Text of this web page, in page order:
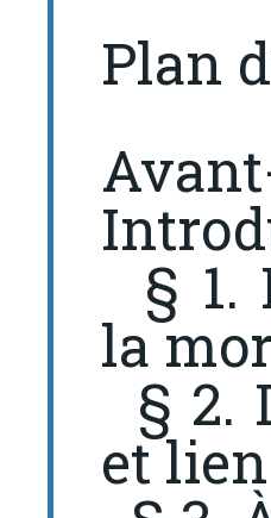
Plan
§ 1.
la
§ 2.
et